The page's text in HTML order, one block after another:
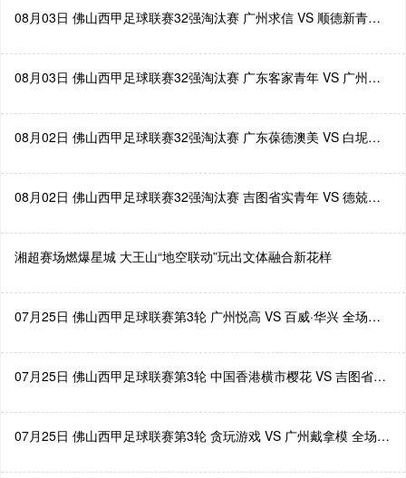
08月03日 佛山西甲足球联赛32强淘汰赛 广州求信 VS 顺德新青年 全场录像
08月03日 佛山西甲足球联赛32强淘汰赛 广东客家青年 VS 广州英华思力U17 全场录像
08月02日 佛山西甲足球联赛32强淘汰赛 广东葆德澳美 VS 白坭兴龙 全场录像
08月02日 佛山西甲足球联赛32强淘汰赛 吉图省实青年 VS 德兢艾捷斯 全场录像
湘超赛场燃爆星城 大王山“地空联动”玩出文体融合新花样
07月25日 佛山西甲足球联赛第3轮 广州悦高 VS 百威·华兴 全场录像
07月25日 佛山西甲足球联赛第3轮 中国香港横市樱花 VS 吉图省实青年 全场录像
07月25日 佛山西甲足球联赛第3轮 贪玩游戏 VS 广州戴拿模 全场录像